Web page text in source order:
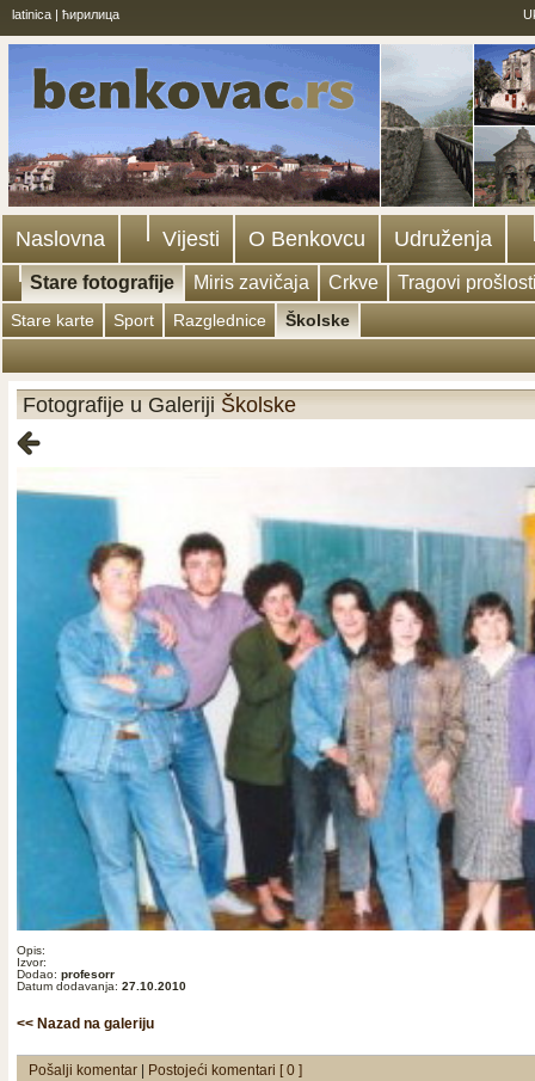
latinica | ћирилица
Naslovna Vijesti O Benkovcu Udruženja
Stare fotografije Miris zavičaja Crkve Tragovi
Stare karte Sport Razglednice Školske
Fotografije u Galeriji Školske
Opis:
Izvor:
Dodao: profesorr
Datum dodavanja: 27.10.2010
<< Nazad na galeriju
Pošalji komentar Postojeći komentari [ 0 ]